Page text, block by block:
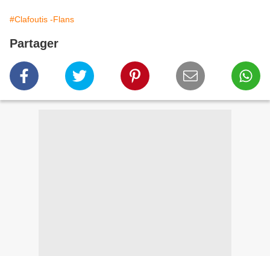
#Clafoutis -Flans
Partager